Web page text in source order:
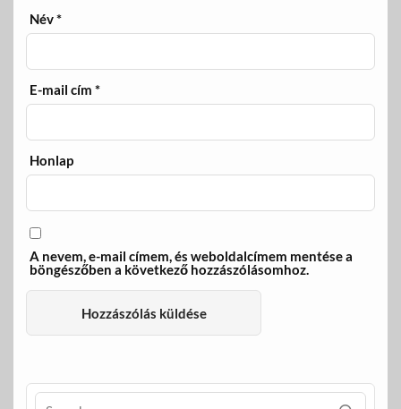
Név*
E-mail cím*
Honlap
A nevem, e-mail címem, és weboldalcímem mentése a
böngészőben a következő hozzászólásomhoz.